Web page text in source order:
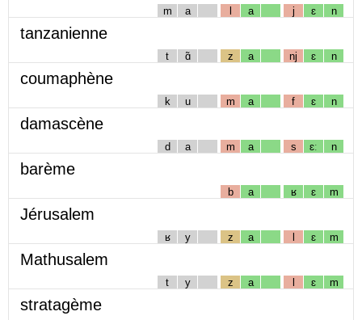
m a l a j ɛ n
tanzanienne
t ɑ̃ z a nj ɛ n
coumaphène
k u m a f ɛ n
damascène
d a m a s ɛː n
barème
b a ʁ ɛ m
Jérusalem
ʁ y z a l ɛ m
Mathusalem
t y z a l ɛ m
stratagème